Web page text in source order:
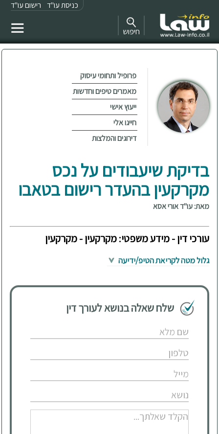
כניסת עו"ד רישום עו"ד
חיפוש
פרופיל ותחומי עיסוק
מאמרים טיפים וחדשות
ייעוץ אישי
חייגו אלי
דירוגים והמלצות
בדיקת שיעבודים על נכס
מקרקעין בהעדר רישום בטאבו
מאת: עו"ד אורי אסא
עורכי דין - מידע משפטי: מקרקעין - מקרקעין
גלול מטה לקריאת הטיפ/ידיעה
שלח שאלה בנושא לעורך דין